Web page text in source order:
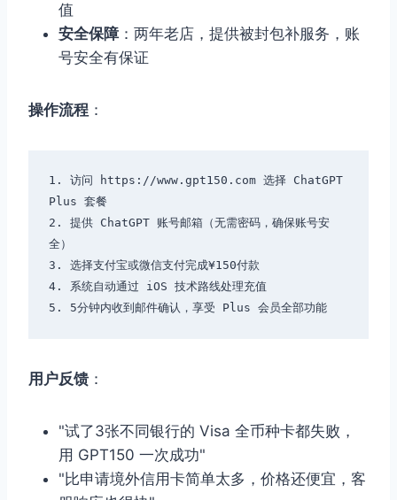
值
安全保障 ：两年老店，提供被封包补服务，账
号安全有保证
操作流程 ：
1. 访问 https://www.gpt150.com 选择 ChatGPT
Plus 套餐
2. 提供 ChatGPT 账号邮箱（无需密码，确保账号安
全）
3. 选择支付宝或微信支付完成¥150付款
4. 系统自动通过 iOS 技术路线处理充值
5. 5分钟内收到邮件确认，享受 Plus 会员全部功能
用户反馈：
"试了3张不同银行的 Visa 全币种卡都失败，
用 GPT150 一次成功"
"比申请境外信用卡简单太多，价格还便宜，客